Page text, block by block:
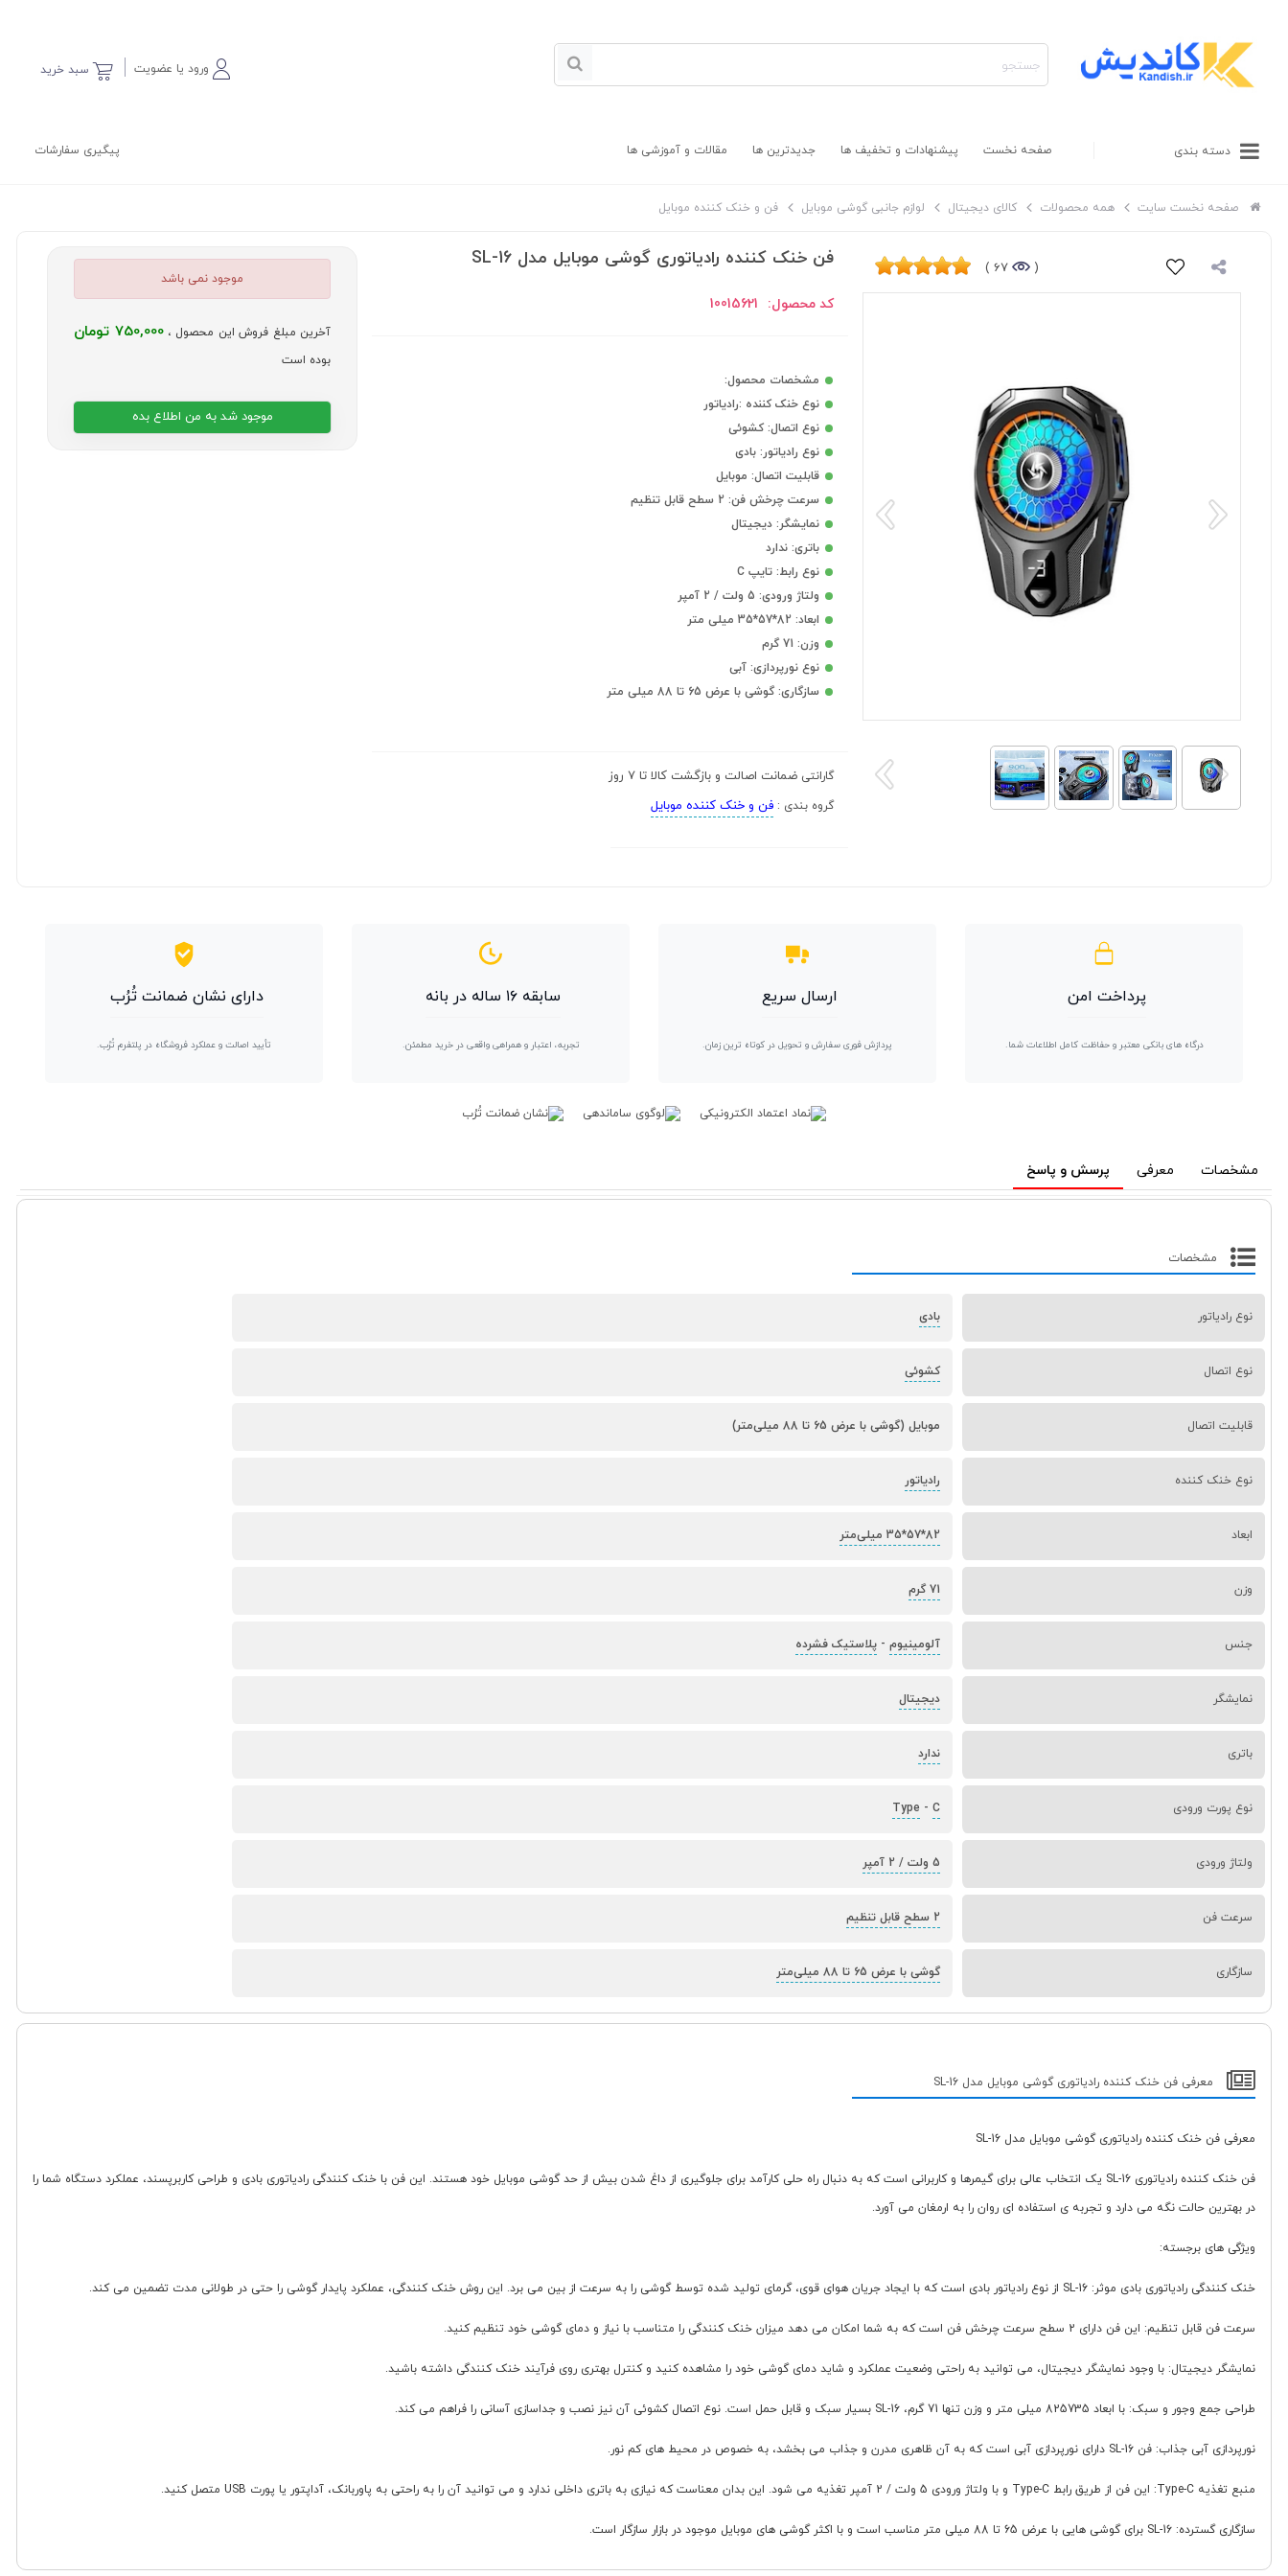
سبد خرید ورود یا عضویت
دسته بندی صفحه نخست پیشنهادات و تخفیف ها جدیدترین ها مقالات و آموزشی ها پیگیری سفارشات
صفحه نخست سایت همه محصولات کالای دیجیتال لوازم جانبی گوشی موبایل فن و خنک کننده موبایل
(
67 ) فن خنک کننده رادیاتوری گوشی موبایل مدل SL-16
کد محصول: 10015621
مشخصات محصول:
نوع خنک کننده :رادیاتور
نوع اتصال: کشوئی
نوع رادیاتور: بادی
قابلیت اتصال: موبایل
سرعت چرخش فن: 2 سطح قابل تنظیم
نمایشگر: دیجیتال
باتری: ندارد
نوع رابط: تایپ C
ولتاژ ورودی: 5 ولت / 2 آمپر
ابعاد: 82*57*35 میلی متر
وزن: 71 گرم
نوع نورپردازی: آبی
سازگاری: گوشی با عرض 65 تا 88 میلی متر
گارانتی ضمانت اصالت و بازگشت کالا تا 7 روز
گروه بندی :فن و خنک کننده موبایل
موجود نمی باشد
آخرین مبلغ فروش این محصول ،750,000 تومان
بوده است
موجود شد به من اطلاع بده
پرداخت امن
درگاه های بانکی معتبر و حفاظت کامل اطلاعات شما.
ارسال سریع
پردازش فوری سفارش و تحویل در کوتاه ترین زمان.
سابقه ۱۶ ساله در بانه
تجربه، اعتبار و همراهی واقعی در خرید مطمئن.
دارای نشان ضمانت تُرُب
تأیید اصالت و عملکرد فروشگاه در پلتفرم تُرُب.
مشخصات معرفی پرسش و پاسخ
مشخصات
نوع رادیاتور بادی
نوع اتصال کشوئی
قابلیت اتصال موبایل (گوشی با عرض 65 تا 88 میلی‌متر)
نوع خنک کننده رادیاتور
ابعاد 82*57*35 میلی‌متر
وزن 71 گرم
جنس آلومینیوم -پلاستیک فشرده
نمایشگر دیجیتال
باتری ندارد
نوع پورت ورودی Type - C
ولتاژ ورودی 5 ولت / 2 آمپر
سرعت فن 2 سطح قابل تنظیم
سازگاری گوشی با عرض 65 تا 88 میلی‌متر
معرفی فن خنک کننده رادیاتوری گوشی موبایل مدل SL-16
معرفی فن خنک کننده رادیاتوری گوشی موبایل مدل SL-16
فن خنک کننده رادیاتوری SL-16 یک انتخاب عالی برای گیمرها و کاربرانی است که به دنبال راه حلی کارآمد برای جلوگیری از داغ شدن بیش از حد گوشی موبایل خود هستند. این فن با خنک کنندگی رادیاتوری بادی و طراحی کاربرپسند، عملکرد دستگاه شما را
در بهترین حالت نگه می دارد و تجربه ی استفاده ای روان را به ارمغان می آورد.
ویژگی های برجسته:
خنک کنندگی رادیاتوری بادی موثر: SL-16 از نوع رادیاتور بادی است که با ایجاد جریان هوای قوی، گرمای تولید شده توسط گوشی را به سرعت از بین می برد. این روش خنک کنندگی، عملکرد پایدار گوشی را حتی در طولانی مدت تضمین می کند.
سرعت فن قابل تنظیم: این فن دارای 2 سطح سرعت چرخش فن است که به شما امکان می دهد میزان خنک کنندگی را متناسب با نیاز و دمای گوشی خود تنظیم کنید.
نمایشگر دیجیتال: با وجود نمایشگر دیجیتال، می توانید به راحتی وضعیت عملکرد و شاید دمای گوشی خود را مشاهده کنید و کنترل بهتری روی فرآیند خنک کنندگی داشته باشید.
طراحی جمع وجور و سبک: با ابعاد 825735 میلی متر و وزن تنها 71 گرم، SL-16 بسیار سبک و قابل حمل است. نوع اتصال کشوئی آن نیز نصب و جداسازی آسانی را فراهم می کند.
نورپردازی آبی جذاب: فن SL-16 دارای نورپردازی آبی است که به آن ظاهری مدرن و جذاب می بخشد، به خصوص در محیط های کم نور.
منبع تغذیه Type-C: این فن از طریق رابط Type-C و با ولتاژ ورودی 5 ولت / 2 آمپر تغذیه می شود. این بدان معناست که نیازی به باتری داخلی ندارد و می توانید آن را به راحتی به پاوربانک، آداپتور یا پورت USB متصل کنید.
سازگاری گسترده: SL-16 برای گوشی هایی با عرض 65 تا 88 میلی متر مناسب است و با اکثر گوشی های موبایل موجود در بازار سازگار است.